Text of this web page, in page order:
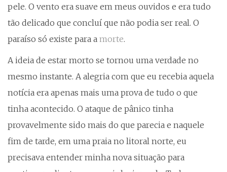
pele. O vento era suave em meus ouvidos e era tudo
tão delicado que concluí que não podia ser real. O
paraíso só existe para a morte.
A ideia de estar morto se tornou uma verdade no
mesmo instante. A alegria com que eu recebia aquela
notícia era apenas mais uma prova de tudo o que
tinha acontecido. O ataque de pânico tinha
provavelmente sido mais do que parecia e naquele
fim de tarde, em uma praia no litoral norte, eu
precisava entender minha nova situação para